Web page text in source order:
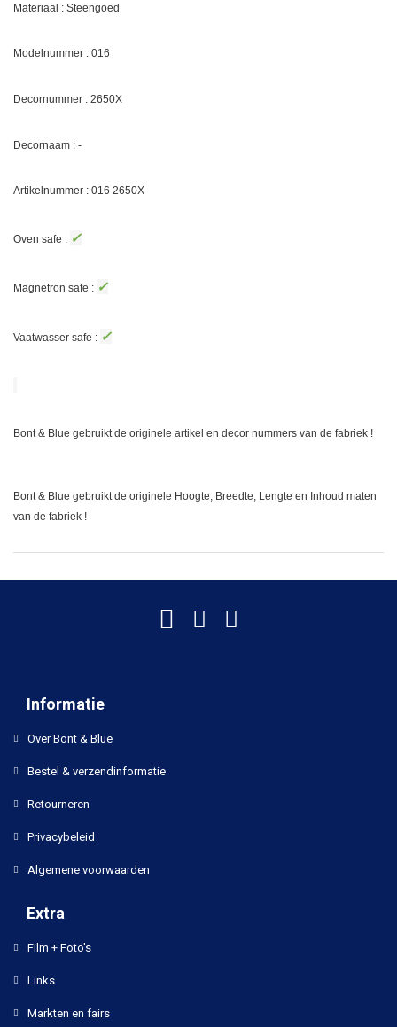
Materiaal : Steengoed
Modelnummer : 016
Decornummer : 2650X
Decornaam : -
Artikelnummer : 016 2650X
Oven safe : ✓
Magnetron safe : ✓
Vaatwasser safe : ✓
Bont & Blue gebruikt de originele artikel en decor nummers van de fabriek !
Bont & Blue gebruikt de originele Hoogte, Breedte, Lengte en Inhoud maten
van de fabriek !
Informatie
Over Bont & Blue
Bestel & verzendinformatie
Retourneren
Privacybeleid
Algemene voorwaarden
Extra
Film + Foto's
Links
Markten en fairs